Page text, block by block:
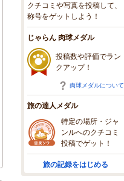
火
8/18
-
8/19
×
クチコミや写真を投稿して、
称号をゲットしよう！
じゃらん 肉球メダル
投稿数や評価でラン
クアップ！
肉球メダルについて
旅の達人メダル
特定の場所・ジャ
ンルへのクチコミ
投稿でゲット！
旅の記録をはじめる